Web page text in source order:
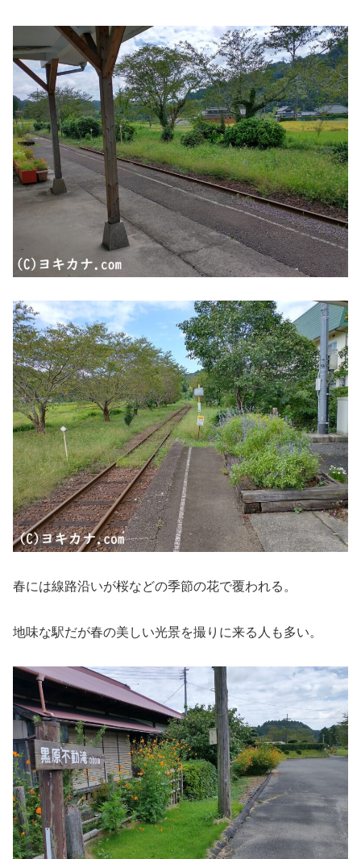
春には線路沿いが桜などの季節の花で覆われる。
地味な駅だが春の美しい光景を撮りに来る人も多い。